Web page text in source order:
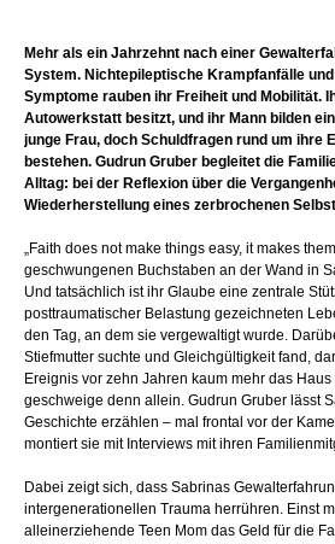
Mehr als ein Jahrzehnt nach einer
System. Nichtepileptische Krampfanfälle
Symptome rauben ihr Freiheit und Mobilität.
Autowerkstatt besitzt, und ihr Mann bilden
junge Frau, doch Schuldfragen rund um ihre
bestehen. Gudrun Gruber begleitet die
Alltag: bei der Reflexion über die
Wiederherstellung eines zerbrochenen
„Faith does not make things easy, it makes
geschwungenen Buchstaben an der Wand in
Und tatsächlich ist ihr Glaube eine zentrale
posttraumatischer Belastung gezeichneten
den Tag, an dem sie vergewaltigt wurde.
Stiefmutter suchte und Gleichgültigkeit fand,
Ereignis vor zehn Jahren kaum mehr das
geschweige denn allein. Gudrun Gruber lässt
Geschichte erzählen – mal frontal vor der
montiert sie mit Interviews mit ihren
Dabei zeigt sich, dass Sabrinas
intergenerationellen Trauma herrühren. Einst
alleinerziehende Teen Mom das Geld für die